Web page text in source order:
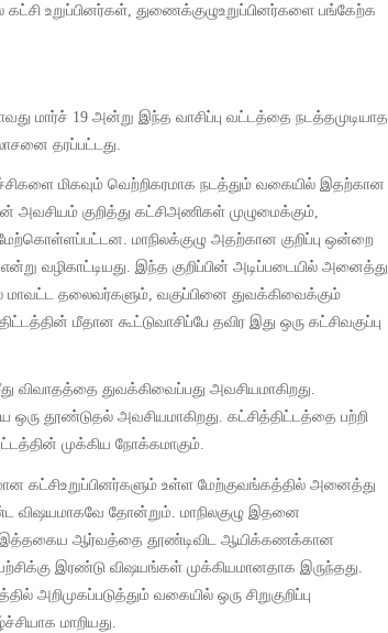
கட்சி உறுப்பினர்கள் துணைக்குழுஉறுப்பினர்களை பங்கேற்க
மார்ச் 19 அன்று இந்த வாசிப்பு வட்டத்தை நடத்தமுடியாத
தரப்பட்டது
மிகவும் வெற்றிகரமாக நடத்தும் வகையில் இதற்கான
அவசியம் குறித்து கட்சிஅணிகள் முழுமைக்கும்,
. மாநிலக்குழு அதற்கான குறிப்பு ஒன்றை
வழிகாட்டியது. இந்த குறிப்பின் அடிப்படையில் அனைத்து
மாவட்ட தலைவர்களும், வகுப்பினை துவக்கிவைக்கும்
மீதான கூட்டுவாசிப்பே தவிர இது ஒரு கட்சிவகுப்பு
விவாதத்தை துவக்கிவைப்பது அவசியமாகிறது.
ஒரு தூண்டுதல் அவசியமாகிறது. கட்சித்திட்டத்தை பற்றி
முக்கிய நோக்கமாகும்.
கட்சிஉறுப்பினர்களும் உள்ள மேற்குவங்கத்தில் அனைத்து
விஷயமாகவே தோன்றும் மாநிலகுழு இதனை
இத்தகைய ஆர்வத்தை தூண்டிவிட ஆயிக்கணக்கான
இரண்டு விஷயங்கள் முக்கியமானதாக இருந்தது
அறிமுகப்படுத்தும் வகையில் ஒரு சிறுகுறிப்பு
மாறியது